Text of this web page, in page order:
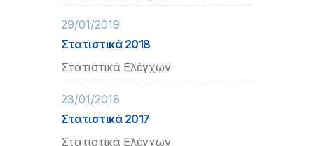
29/01/2019
Στατιστικά 2018
Στατιστικά Ελέγχων
23/01/2018
Στατιστικά 2017
Στατιστικά Ελέγχων